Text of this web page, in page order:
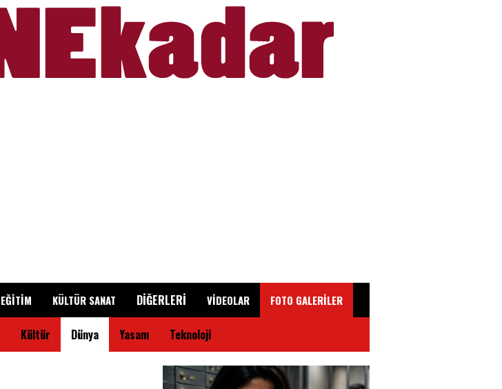
EĞİTİM KÜLTÜR SANAT DİĞERLERİ VİDEOLAR FOTO GALERİLER
Kültür Dünya Yasam Teknoloji